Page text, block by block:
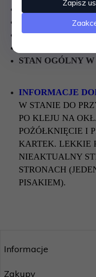
WYDANIE
:
ROK WYDANIA:
ILOŚĆ STRON:
STAN OGÓLNY
INFORMACJE
W STANIE DO
PO KLEJU NA
POŻÓŁKNIĘCIE I
KARTEK. LEKKIE
NIEAKTUALNY
STRONACH
PISAKIEM).
Informacje
Zakupy
Zapisz